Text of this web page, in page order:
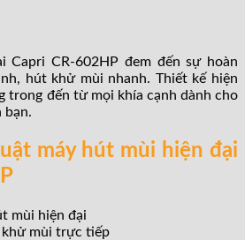
CR-602HP đem đến sự hoàn
hút khử mùi nhanh. Thiết kế hiện
trong đến từ mọi khía cạnh dành cho
bạn.
máy hút mùi hiện đại
mùi hiện đại
khử mùi trực tiếp